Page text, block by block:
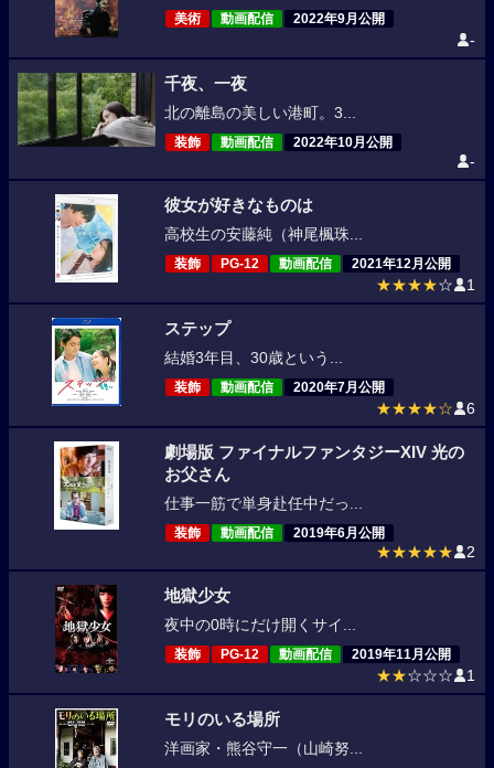
美術 動画配信 2022年9月公開
-
千夜、一夜
北の離島の美しい港町。3...
装飾 動画配信 2022年10月公開
-
彼女が好きなものは
高校生の安藤純（神尾楓珠...
装飾 PG-12 動画配信 2021年12月公開
★★★★☆ 1
ステップ
結婚3年目、30歳という...
装飾 動画配信 2020年7月公開
★★★★☆ 6
劇場版 ファイナルファンタジーXIV 光の
お父さん
仕事一筋で単身赴任中だっ...
装飾 動画配信 2019年6月公開
★★★★★ 2
地獄少女
夜中の0時にだけ開くサイ...
装飾 PG-12 動画配信 2019年11月公開
★★☆☆☆ 1
モリのいる場所
洋画家・熊谷守一（山崎努...